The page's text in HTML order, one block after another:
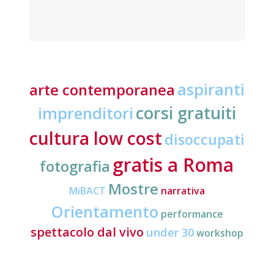
arte contemporanea aspiranti
imprenditori corsi gratuiti
cultura low costdisoccupati
fotografia gratis a Roma
MiBACT Mostre narrativa
Orientamento performance
spettacolo dal vivo under 30workshop